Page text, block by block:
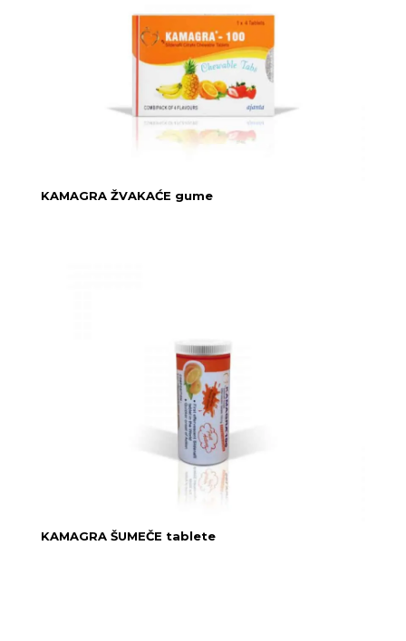
KAMAGRA ŽVAKAĆE gume
KAMAGRA ŠUMEČE tablete